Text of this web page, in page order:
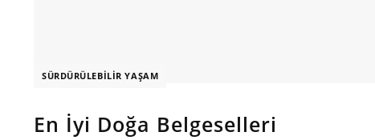
SÜRDÜRÜLEBILIR YAŞAM
En İyi Doğa Belgeselleri